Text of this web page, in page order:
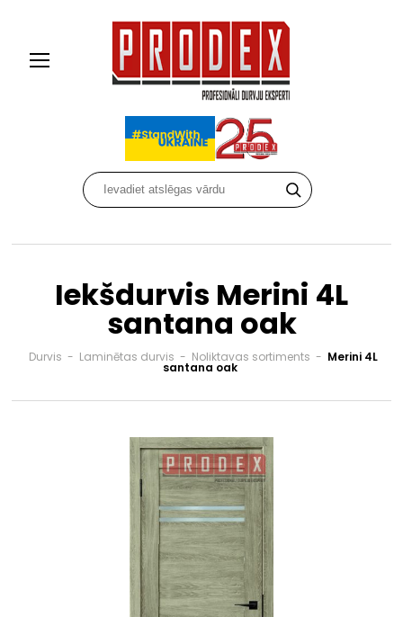
Iekšdurvis Merini 4L
santana oak
Durvis - Laminētas durvis - Noliktavas sortiments - Merini 4L
santana oak